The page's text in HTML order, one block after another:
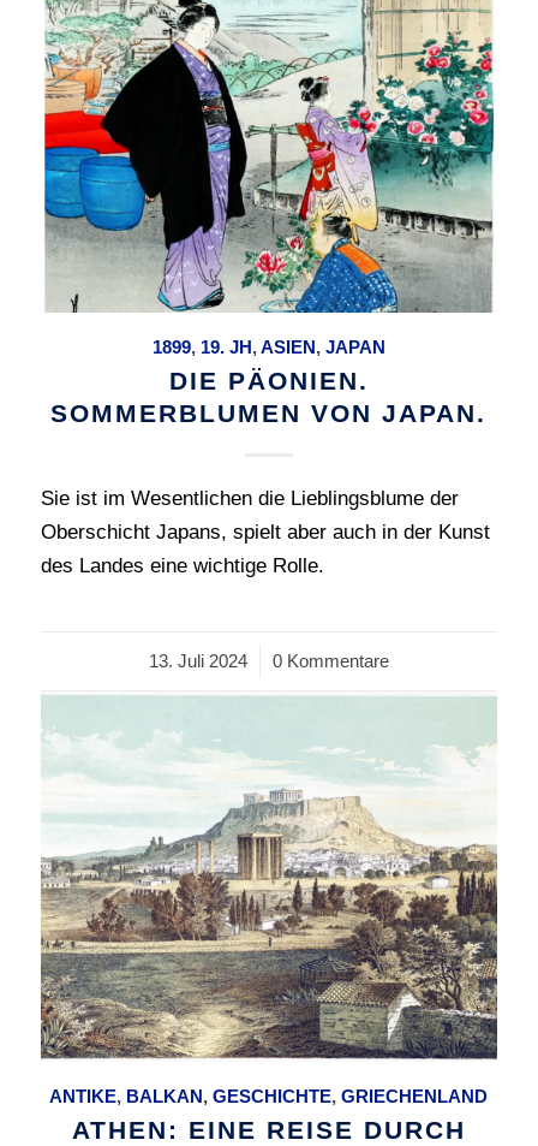
1899, 19. JH,ASIEN, JAPAN
DIE PÄONIEN.
SOMMERBLUMEN VON JAPAN.
Sie ist im Wesentlichen die Lieblingsblume der
Oberschicht Japans, spielt aber auch in der Kunst
des Landes eine wichtige Rolle.
13. Juli 2024
/ 0 Kommentare
ANTIKE, BALKAN,GESCHICHTE,GRIECHENLAND
ATHEN: EINE REISE DURCH